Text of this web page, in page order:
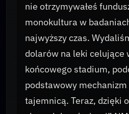
nie otrzymywałeś
monokultura w
najwyższy czas.
dolarów na leki celujące
końcowego stadium,
podstawowy mechanizm
tajemnicą. Teraz, dzięki